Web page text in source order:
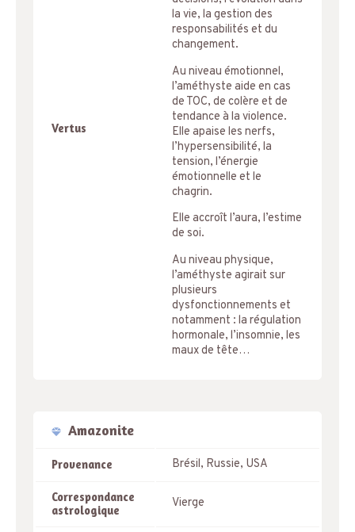
Vertus
la vie, la gestion des
responsabilités et du
changement.
Au niveau émotionnel,
l’améthyste aide en cas
de TOC, de colère et de
tendance à la violence.
Elle apaise les nerfs,
l’hypersensibilité, la
tension, l’énergie
émotionnelle et le
chagrin.
Elle accroît l’aura, l’estime
de soi.
Au niveau physique,
l’améthyste agirait sur
plusieurs
dysfonctionnements et
notamment : la régulation
hormonale, l’insomnie, les
maux de tête…
Amazonite
Provenance Brésil, Russie, USA
Correspondance
astrologique
Vierge